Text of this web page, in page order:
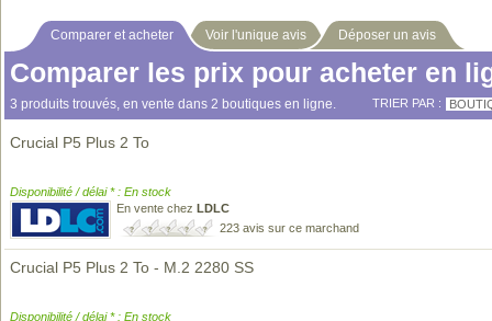
Comparer et acheter Voir l'unique avis Déposer un avis
Comparer les prix pour acheter en
3 produits trouvés, en vente dans 2 boutiques en ligne. TRIER PAR :
Crucial P5 Plus 2 To
Disponibilité / délai * : En stock
En vente chez LDLC
223 avis sur ce marchand
Crucial P5 Plus 2 To - M.2 2280 SS
Disponibilité / délai * : En stock